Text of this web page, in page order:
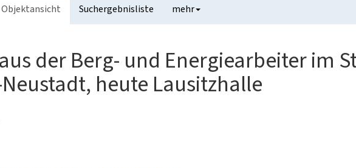
Objektansicht Suchergebnisliste mehr
der Berg- und Energiearbeiter im
heute Lausitzhalle